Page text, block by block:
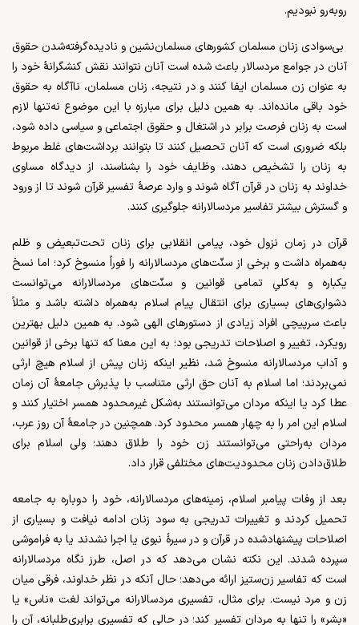
روبه‌رو نبودیم.
بی‌سوادی زنان مسلمان کشورهای مسلمان‌نشین و نادیده‌گرفته‌شدن حقوق
آنان در جوامع مردسالار باعث شده است آنان نتوانند نقش کنشگرانۀ خود را
به عنوان زن مسلمان ایفا کنند و در نتیجه، زنان مسلمان، ناآگاه به حقوق
خود باقی مانده‌اند. به همین دلیل برای مبارزه با این موضوع نه‌تنها لازم
است به زنان فرصت برابر در اشتغال و حقوق اجتماعی و سیاسی داده شود،
بلکه ضروری است که آنان تحصیل کنند تا بتوانند برداشت‌های غلط مربوط
به زنان را تشخیص دهند، وظایف خود را بشناسند، از دیدگاه مساوی
خداوند به زنان در قرآن آگاه شوند و وارد عرصۀ تفسیر قرآن شوند تا از ورود
و گسترش بیشتر تفاسیر مردسالارانه جلوگیری کنند.
قرآن در زمان نزول خود، پیامی انقلابی برای زنان تحت‌تبعیض و ظلم
به‌همراه داشت و برخی از سنّت‌های مردسالارانه را فوراً منسوخ کرد؛ اما نسخ
یکباره و به‌کلیِ تمامی قوانین و سنّت‌های مردسالارانه می‌توانست
دشواری‌های بسیاری برای انتقال پیام اسلام به‌همراه داشته باشد و مثلاً
باعث سرپیچی افراد زیادی از دستورهای الهی شود. به همین دلیل بهترین
رویکرد، تغییر و اصلاحات تدریجی بود؛ به‌ این معنا که تنها برخی از قوانین
و آداب مردسالارانه‌ منسوخ شد، نظیر اینکه زنان پیش از اسلام هیچ ارثی
نمی‌بردند؛ اما اسلام به آنان حق ارثی متناسب با پذیرش جامعۀ آن زمان
عطا کرد یا اینکه مردان می‌توانستند به‌شکل غیرمحدود همسر اختیار کنند و
اسلام این امر را به چهار همسر محدود کرد. همچنین در جامعۀ آن روز عرب،
مردان به‌راحتی می‌توانستند زن خود را طلاق دهند؛ ولی اسلام برای
طلاق‌دادن زنان محدودیت‌های مختلفی قرار داد.
بعد از وفات پیامبر اسلام، زمینه‌های مردسالارانه، خود را دوباره به جامعه
تحمیل کردند و تغییرات تدریجی به سود زنان ادامه نیافت و بسیاری از
اصلاحات پیشنهادشده در قرآن و در سیرۀ نبوی یا اجرا نشدند یا به فراموشی
سپرده شدند. این نکته نشان می‌دهد که در اصل، طرز نگاه مردسالارانه
است که تفاسیر زن‌ستیز ارائه می‌دهد؛ حال آنکه در نظر خداوند، فرقی میان
زن و مرد نیست. برای مثال، تفسیری مردسالارانه می‌تواند لغت «ناس» یا
«بشر» را تنها به مردان تفسیر کند؛ در حالی که تفسیری برابری‌طلبانه، آن را